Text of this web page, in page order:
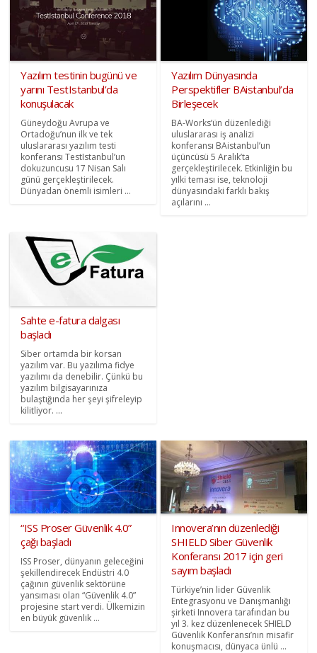
Yazılım testinin bugünü ve
yarını TestIstanbul’da
konuşulacak
Güneydoğu Avrupa ve
Ortadoğu’nun ilk ve tek
uluslararası yazılım testi
konferansı TestIstanbul’un
dokuzuncusu 17 Nisan Salı
günü gerçekleştirilecek.
Dünyadan önemli isimleri ...
Yazılım Dünyasında
Perspektifler BAistanbul’da
Birleşecek
BA-Works’ün düzenlediği
uluslararası iş analizi
konferansı BAistanbul’un
üçüncüsü 5 Aralık’ta
gerçekleştirilecek. Etkinliğin bu
yılki teması ise, teknoloji
dünyasındaki farklı bakış
açılarını ...
Sahte e-fatura dalgası
başladı
Siber ortamda bir korsan
yazılım var. Bu yazılıma fidye
yazılımı da denebilir. Çünkü bu
yazılım bilgisayarınıza
bulaştığında her şeyi şifreleyip
kilitliyor. ...
“ISS Proser Güvenlik 4.0”
çağı başladı
ISS Proser, dünyanın geleceğini
şekillendirecek Endüstri 4.0
çağının güvenlik sektörüne
yansıması olan “Güvenlik 4.0”
projesine start verdi. Ülkemizin
en büyük güvenlik ...
Innovera’nın düzenlediği
SHIELD Siber Güvenlik
Konferansı 2017 için geri
sayım başladı
Türkiye’nin lider Güvenlik
Entegrasyonu ve Danışmanlığı
şirketi Innovera tarafından bu
yıl 3. kez düzenlenecek SHIELD
Güvenlik Konferansı’nın misafir
konuşmacısı, dünyaca ünlü ...